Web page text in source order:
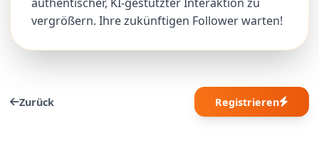
vergrößern. Ihre zukünftigen Follower warten!
Zurück Registrieren